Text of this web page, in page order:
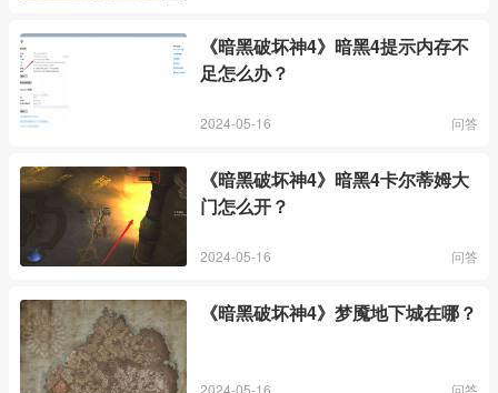
《暗黑破坏神4》暗黑4提示内存不
足怎么办？
2024-05-16 问答
《暗黑破坏神4》暗黑4卡尔蒂姆大
门怎么开？
2024-05-16 问答
《暗黑破坏神4》梦魇地下城在哪？
2024-05-16 问答